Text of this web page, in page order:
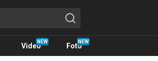
Video Foto